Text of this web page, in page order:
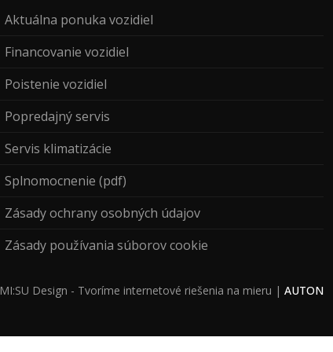
Aktuálna ponuka vozidiel
Financovanie vozidiel
Poistenie vozidiel
Popredajný servis
Servis klimatizácie
Splnomocnenie (pdf)
Zásady ochrany osobných údajov
Zásady používania súborov cookie
MI:SU Design - Tvoríme internetové riešenia na mieru | AUTON